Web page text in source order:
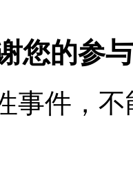
您的参
事件，